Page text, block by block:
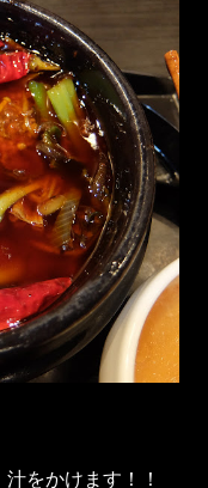
をかけます！！